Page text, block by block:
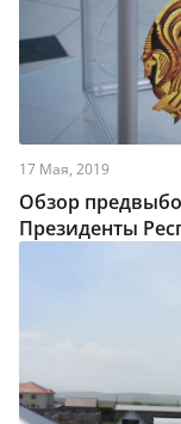
17 Мая, 2019
Обзор
Президенты